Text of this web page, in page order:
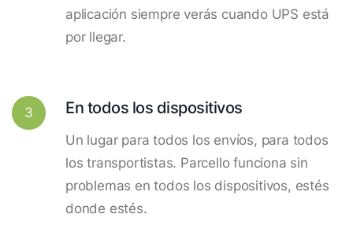
aplicación siempre verás cuando UPS está
por llegar.
3 En todos los dispositivos
Un lugar para todos los envíos, para todos
los transportistas. Parcello funciona sin
problemas en todos los dispositivos, estés
donde estés.